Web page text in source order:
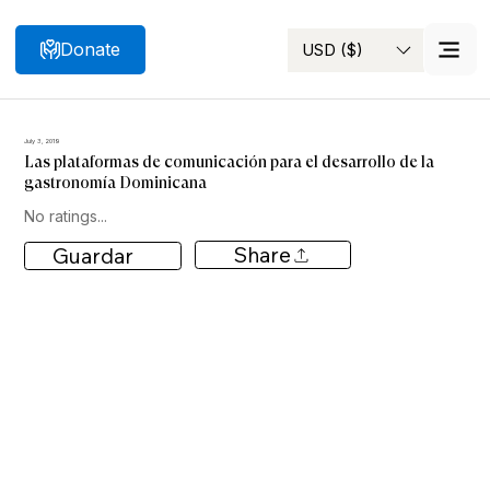
Search USD ($)
Donate
July 3, 2019
Las plataformas de comunicación para el desarrollo de la
gastronomía Dominicana
No ratings...
Guardar Share